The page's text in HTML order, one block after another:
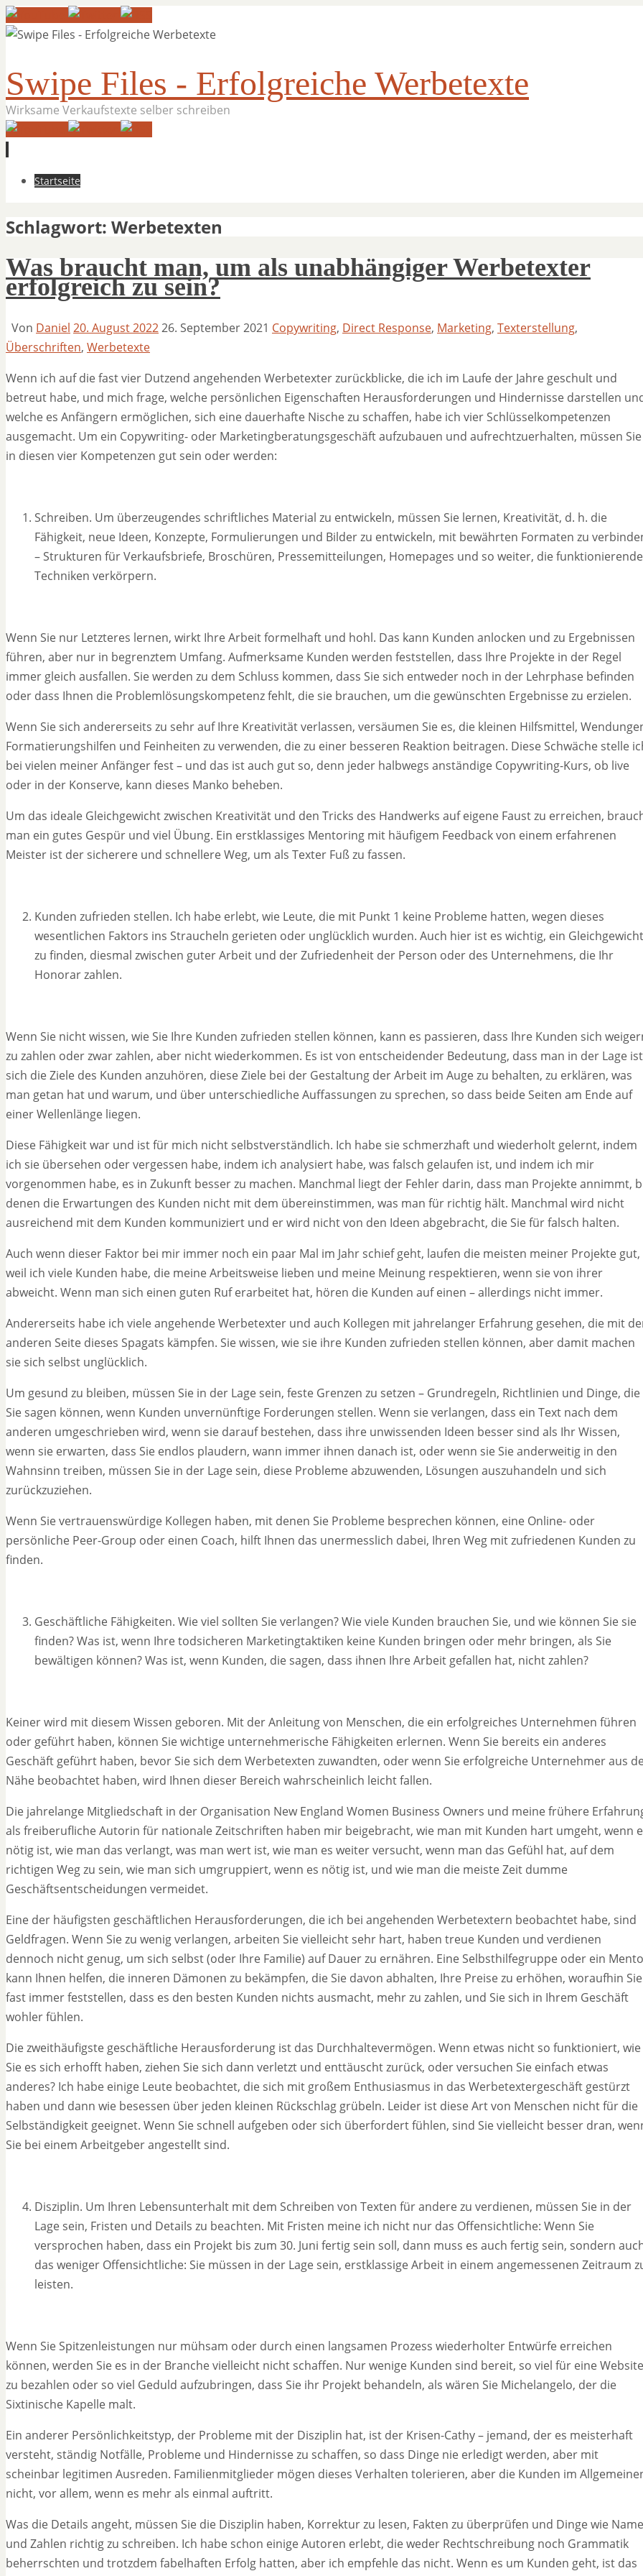
Swipe Files - Erfolgreiche Werbetexte
Wirksame Verkaufstexte selber schreiben
Zum
springen
Startseite
Schlagwort: Werbetexten
Was braucht man, um als unabhängiger Werbetexter
erfolgreich zu sein?
Von Daniel 20. August 202226. September 2021 Copywriting, Direct Response, Marketing, Texterstellung,
Überschriften, Werbetexte
Wenn ich auf die fast vier Dutzend angehenden Werbetexter zurückblicke, die ich im Laufe der Jahre geschult und
betreut habe, und mich frage, welche persönlichen Eigenschaften Herausforderungen und Hindernisse darstellen
welche es Anfängern ermöglichen, sich eine dauerhafte Nische zu schaffen, habe ich vier Schlüsselkompetenzen
ausgemacht. Um ein Copywriting- oder Marketingberatungsgeschäft aufzubauen und aufrechtzuerhalten, müssen Sie
in diesen vier Kompetenzen gut sein oder werden:
Schreiben. Um überzeugendes schriftliches Material zu entwickeln, müssen Sie lernen, Kreativität, d. h. die
Fähigkeit, neue Ideen, Konzepte, Formulierungen und Bilder zu entwickeln, mit bewährten Formaten zu
– Strukturen für Verkaufsbriefe, Broschüren, Pressemitteilungen, Homepages und so weiter, die funktionierende
Techniken verkörpern.
Wenn Sie nur Letzteres lernen, wirkt Ihre Arbeit formelhaft und hohl. Das kann Kunden anlocken und zu Ergebnissen
führen, aber nur in begrenztem Umfang. Aufmerksame Kunden werden feststellen, dass Ihre Projekte in der Regel
immer gleich ausfallen. Sie werden zu dem Schluss kommen, dass Sie sich entweder noch in der Lehrphase befinden
oder dass Ihnen die Problemlösungskompetenz fehlt, die sie brauchen, um die gewünschten Ergebnisse zu erzielen.
Wenn Sie sich andererseits zu sehr auf Ihre Kreativität verlassen, versäumen Sie es, die kleinen Hilfsmittel,
Formatierungshilfen und Feinheiten zu verwenden, die zu einer besseren Reaktion beitragen. Diese Schwäche stelle
bei vielen meiner Anfänger fest – und das ist auch gut so, denn jeder halbwegs anständige Copywriting-Kurs, ob live
oder in der Konserve, kann dieses Manko beheben.
Um das ideale Gleichgewicht zwischen Kreativität und den Tricks des Handwerks auf eigene Faust zu erreichen,
man ein gutes Gespür und viel Übung. Ein erstklassiges Mentoring mit häufigem Feedback von einem erfahrenen
Meister ist der sicherere und schnellere Weg, um als Texter Fuß zu fassen.
Kunden zufrieden stellen. Ich habe erlebt, wie Leute, die mit Punkt 1 keine Probleme hatten, wegen dieses
wesentlichen Faktors ins Straucheln gerieten oder unglücklich wurden. Auch hier ist es wichtig, ein Gleichgewicht
zu finden, diesmal zwischen guter Arbeit und der Zufriedenheit der Person oder des Unternehmens, die Ihr
Honorar zahlen.
Wenn Sie nicht wissen, wie Sie Ihre Kunden zufrieden stellen können, kann es passieren, dass Ihre Kunden sich
zu zahlen oder zwar zahlen, aber nicht wiederkommen. Es ist von entscheidender Bedeutung, dass man in der Lage
sich die Ziele des Kunden anzuhören, diese Ziele bei der Gestaltung der Arbeit im Auge zu behalten, zu erklären, was
man getan hat und warum, und über unterschiedliche Auffassungen zu sprechen, so dass beide Seiten am Ende auf
einer Wellenlänge liegen.
Diese Fähigkeit war und ist für mich nicht selbstverständlich. Ich habe sie schmerzhaft und wiederholt gelernt, indem
ich sie übersehen oder vergessen habe, indem ich analysiert habe, was falsch gelaufen ist, und indem ich mir
vorgenommen habe, es in Zukunft besser zu machen. Manchmal liegt der Fehler darin, dass man Projekte annimmt,
denen die Erwartungen des Kunden nicht mit dem übereinstimmen, was man für richtig hält. Manchmal wird nicht
ausreichend mit dem Kunden kommuniziert und er wird nicht von den Ideen abgebracht, die Sie für falsch halten.
Auch wenn dieser Faktor bei mir immer noch ein paar Mal im Jahr schief geht, laufen die meisten meiner Projekte gut,
weil ich viele Kunden habe, die meine Arbeitsweise lieben und meine Meinung respektieren, wenn sie von ihrer
abweicht. Wenn man sich einen guten Ruf erarbeitet hat, hören die Kunden auf einen – allerdings nicht immer.
Andererseits habe ich viele angehende Werbetexter und auch Kollegen mit jahrelanger Erfahrung gesehen, die mit
anderen Seite dieses Spagats kämpfen. Sie wissen, wie sie ihre Kunden zufrieden stellen können, aber damit machen
sie sich selbst unglücklich.
Um gesund zu bleiben, müssen Sie in der Lage sein, feste Grenzen zu setzen – Grundregeln, Richtlinien und Dinge, die
Sie sagen können, wenn Kunden unvernünftige Forderungen stellen. Wenn sie verlangen, dass ein Text nach dem
anderen umgeschrieben wird, wenn sie darauf bestehen, dass ihre unwissenden Ideen besser sind als Ihr Wissen,
wenn sie erwarten, dass Sie endlos plaudern, wann immer ihnen danach ist, oder wenn sie Sie anderweitig in den
Wahnsinn treiben, müssen Sie in der Lage sein, diese Probleme abzuwenden, Lösungen auszuhandeln und sich
zurückzuziehen.
Wenn Sie vertrauenswürdige Kollegen haben, mit denen Sie Probleme besprechen können, eine Online- oder
persönliche Peer-Group oder einen Coach, hilft Ihnen das unermesslich dabei, Ihren Weg mit zufriedenen Kunden zu
finden.
Geschäftliche Fähigkeiten. Wie viel sollten Sie verlangen? Wie viele Kunden brauchen Sie, und wie können Sie sie
finden? Was ist, wenn Ihre todsicheren Marketingtaktiken keine Kunden bringen oder mehr bringen, als Sie
bewältigen können? Was ist, wenn Kunden, die sagen, dass ihnen Ihre Arbeit gefallen hat, nicht zahlen?
Keiner wird mit diesem Wissen geboren. Mit der Anleitung von Menschen, die ein erfolgreiches Unternehmen führen
oder geführt haben, können Sie wichtige unternehmerische Fähigkeiten erlernen. Wenn Sie bereits ein anderes
Geschäft geführt haben, bevor Sie sich dem Werbetexten zuwandten, oder wenn Sie erfolgreiche Unternehmer aus
Nähe beobachtet haben, wird Ihnen dieser Bereich wahrscheinlich leicht fallen.
Die jahrelange Mitgliedschaft in der Organisation New England Women Business Owners und meine frühere
als freiberufliche Autorin für nationale Zeitschriften haben mir beigebracht, wie man mit Kunden hart umgeht, wenn
nötig ist, wie man das verlangt, was man wert ist, wie man es weiter versucht, wenn man das Gefühl hat, auf dem
richtigen Weg zu sein, wie man sich umgruppiert, wenn es nötig ist, und wie man die meiste Zeit dumme
Geschäftsentscheidungen vermeidet.
Eine der häufigsten geschäftlichen Herausforderungen, die ich bei angehenden Werbetextern beobachtet habe, sind
Geldfragen. Wenn Sie zu wenig verlangen, arbeiten Sie vielleicht sehr hart, haben treue Kunden und verdienen
dennoch nicht genug, um sich selbst (oder Ihre Familie) auf Dauer zu ernähren. Eine Selbsthilfegruppe oder ein
kann Ihnen helfen, die inneren Dämonen zu bekämpfen, die Sie davon abhalten, Ihre Preise zu erhöhen, woraufhin Sie
fast immer feststellen, dass es den besten Kunden nichts ausmacht, mehr zu zahlen, und Sie sich in Ihrem Geschäft
wohler fühlen.
Die zweithäufigste geschäftliche Herausforderung ist das Durchhaltevermögen. Wenn etwas nicht so funktioniert, wie
Sie es sich erhofft haben, ziehen Sie sich dann verletzt und enttäuscht zurück, oder versuchen Sie einfach etwas
anderes? Ich habe einige Leute beobachtet, die sich mit großem Enthusiasmus in das Werbetextergeschäft gestürzt
haben und dann wie besessen über jeden kleinen Rückschlag grübeln. Leider ist diese Art von Menschen nicht für die
Selbständigkeit geeignet. Wenn Sie schnell aufgeben oder sich überfordert fühlen, sind Sie vielleicht besser dran,
Sie bei einem Arbeitgeber angestellt sind.
Disziplin. Um Ihren Lebensunterhalt mit dem Schreiben von Texten für andere zu verdienen, müssen Sie in der
Lage sein, Fristen und Details zu beachten. Mit Fristen meine ich nicht nur das Offensichtliche: Wenn Sie
versprochen haben, dass ein Projekt bis zum 30. Juni fertig sein soll, dann muss es auch fertig sein, sondern
das weniger Offensichtliche: Sie müssen in der Lage sein, erstklassige Arbeit in einem angemessenen Zeitraum
leisten.
Wenn Sie Spitzenleistungen nur mühsam oder durch einen langsamen Prozess wiederholter Entwürfe erreichen
können, werden Sie es in der Branche vielleicht nicht schaffen. Nur wenige Kunden sind bereit, so viel für eine Website
zu bezahlen oder so viel Geduld aufzubringen, dass Sie ihr Projekt behandeln, als wären Sie Michelangelo, der die
Sixtinische Kapelle malt.
Ein anderer Persönlichkeitstyp, der Probleme mit der Disziplin hat, ist der Krisen-Cathy – jemand, der es meisterhaft
versteht, ständig Notfälle, Probleme und Hindernisse zu schaffen, so dass Dinge nie erledigt werden, aber mit
scheinbar legitimen Ausreden. Familienmitglieder mögen dieses Verhalten tolerieren, aber die Kunden im
nicht, vor allem, wenn es mehr als einmal auftritt.
Was die Details angeht, müssen Sie die Disziplin haben, Korrektur zu lesen, Fakten zu überprüfen und Dinge wie
und Zahlen richtig zu schreiben. Ich habe schon einige Autoren erlebt, die weder Rechtschreibung noch Grammatik
beherrschten und trotzdem fabelhaften Erfolg hatten, aber ich empfehle das nicht. Wenn es um Kunden geht, ist das